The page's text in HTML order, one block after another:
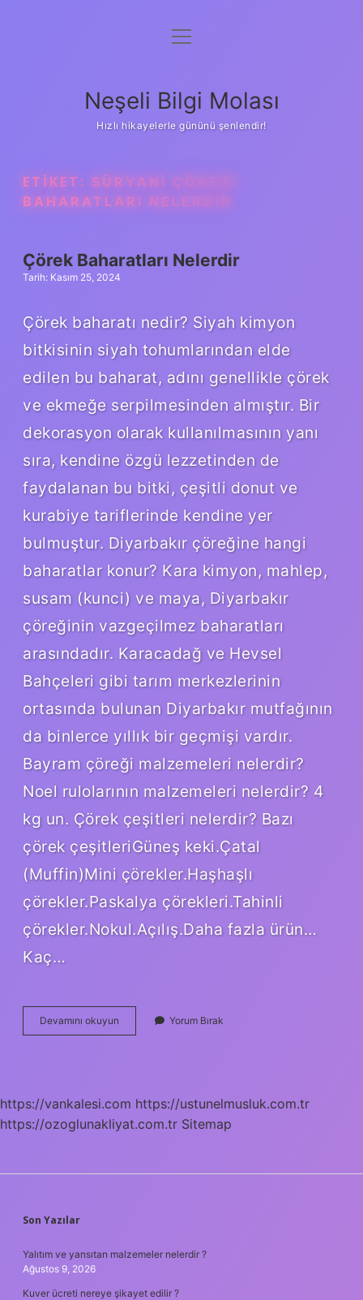
Anasayfa
Yasal Uyarı
menüyü
Neşeli Bilgi Molası
Hızlı hikayelerle gününü şenlendir!
ETIKET: SÜRYANI ÇÖREĞI
BAHARATLARI NELERDIR
Çörek Baharatları Nelerdir
Tarih: Kasım 25, 2024
Çörek baharatı nedir? Siyah kimyon
bitkisinin siyah tohumlarından elde
edilen bu baharat, adını genellikle çörek
ve ekmeğe serpilmesinden almıştır. Bir
dekorasyon olarak kullanılmasının yanı
sıra, kendine özgü lezzetinden de
faydalanan bu bitki, çeşitli donut ve
kurabiye tariflerinde kendine yer
bulmuştur. Diyarbakır çöreğine hangi
baharatlar konur? Kara kimyon, mahlep,
susam (kunci) ve maya, Diyarbakır
çöreğinin vazgeçilmez baharatları
arasındadır. Karacadağ ve Hevsel
Bahçeleri gibi tarım merkezlerinin
ortasında bulunan Diyarbakır mutfağının
da binlerce yıllık bir geçmişi vardır.
Bayram çöreği malzemeleri nelerdir?
Noel rulolarının malzemeleri nelerdir? 4
kg un. Çörek çeşitleri nelerdir? Bazı
çörek çeşitleriGüneş keki.Çatal
(Muffin)Mini çörekler.Haşhaşlı
çörekler.Paskalya çörekleri.Tahinli
çörekler.Nokul.Açılış.Daha fazla ürün…
Kaç…
Devamını okuyun
Baharatları
Yorum Bırak
https://vankalesi.com https://ustunelmusluk.com.tr
https://ozoglunakliyat.com.tr Sitemap
SIDEBAR
Son Yazılar
Yalıtım ve yansıtan malzemeler nelerdir ?
Ağustos 9, 2026
Kuver ücreti nereye şikayet edilir ?